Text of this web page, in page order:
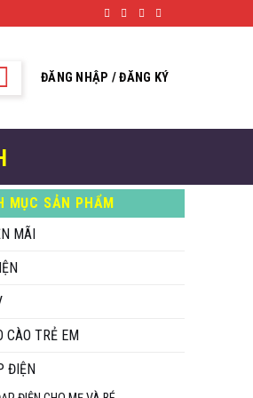
ĐĂNG NHẬP / ĐĂNG KÝ
MỤC SẢN PHẨM
MÃI
CÀO TRẺ EM
ĐIỆN